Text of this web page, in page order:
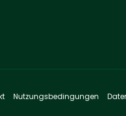
Nutzungsbedingungen